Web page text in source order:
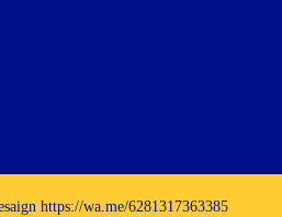
https://wa.me/6281317363385